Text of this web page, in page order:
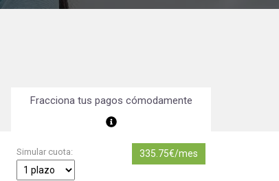
Orientación Laboral
Fracciona tus pagos cómodamente
Simular cuota: 335.75€/mes